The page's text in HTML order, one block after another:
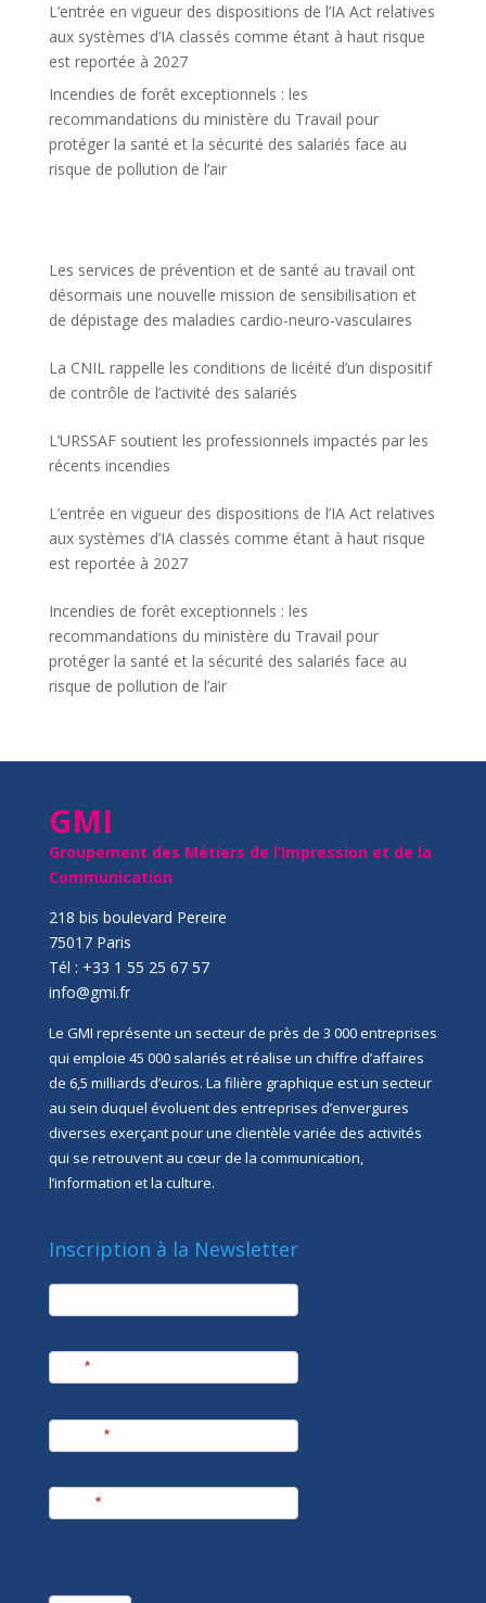
L’entrée en vigueur des dispositions de l’IA Act relatives
aux systèmes d’IA classés comme étant à haut risque
est reportée à 2027
Incendies de forêt exceptionnels : les
recommandations du ministère du Travail pour
protéger la santé et la sécurité des salariés face au
risque de pollution de l’air
Les services de prévention et de santé au travail ont
désormais une nouvelle mission de sensibilisation et
de dépistage des maladies cardio-neuro-vasculaires
La CNIL rappelle les conditions de licéité d’un dispositif
de contrôle de l’activité des salariés
L’URSSAF soutient les professionnels impactés par les
récents incendies
L’entrée en vigueur des dispositions de l’IA Act relatives
aux systèmes d’IA classés comme étant à haut risque
est reportée à 2027
Incendies de forêt exceptionnels : les
recommandations du ministère du Travail pour
protéger la santé et la sécurité des salariés face au
risque de pollution de l’air
GMI
Groupement des Métiers de l’Impression et de la
Communication
218 bis boulevard Pereire
75017 Paris
Tél : +33 1 55 25 67 57
info@gmi.fr
Le GMI représente un secteur de près de 3 000 entreprises
qui emploie 45 000 salariés et réalise un chiffre d’affaires
de 6,5 milliards d’euros. La filière graphique est un secteur
au sein duquel évoluent des entreprises d’envergures
diverses exerçant pour une clientèle variée des activités
qui se retrouvent au cœur de la communication,
l’information et la culture.
Inscription à la Newsletter
newsletter
*
*
*